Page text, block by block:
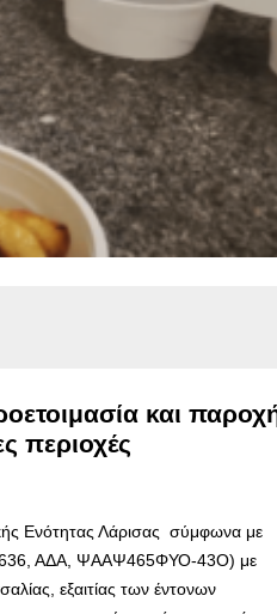
και
περιοχές
Ενότητας Λάρισας σύμφωνα με
ΑΔΑ, ΨΑΑΨ465ΦΥΟ-43Ο) με
εξαιτίας των έντονων